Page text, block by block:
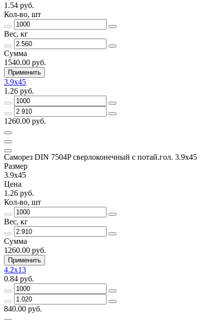
1.54 руб.
Кол-во, шт
Вес, кг
Сумма
1540.00 руб.
Применить
3.9x45
1.26 руб.
1260.00 руб.
Саморез DIN 7504P сверлоконечный с потай.гол. 3.9x45
Размер
3.9x45
Цена
1.26 руб.
Кол-во, шт
Вес, кг
Сумма
1260.00 руб.
Применить
4.2x13
0.84 руб.
840.00 руб.